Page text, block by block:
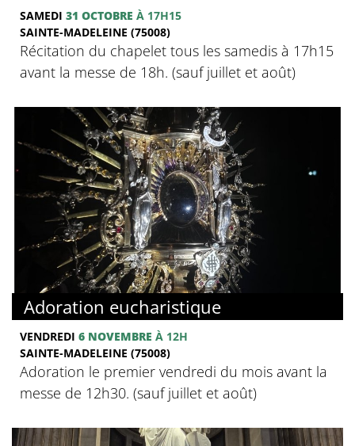
SAMEDI 31 OCTOBRE À 17H15
SAINTE-MADELEINE (75008)
Récitation du chapelet tous les samedis à 17h15
avant la messe de 18h. (sauf juillet et août)
Adoration eucharistique
VENDREDI 6 NOVEMBRE À 12H
SAINTE-MADELEINE (75008)
Adoration le premier vendredi du mois avant la
messe de 12h30. (sauf juillet et août)